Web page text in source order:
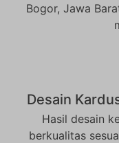
Bogor, Jawa
Desain
Hasil desain
berkualitas